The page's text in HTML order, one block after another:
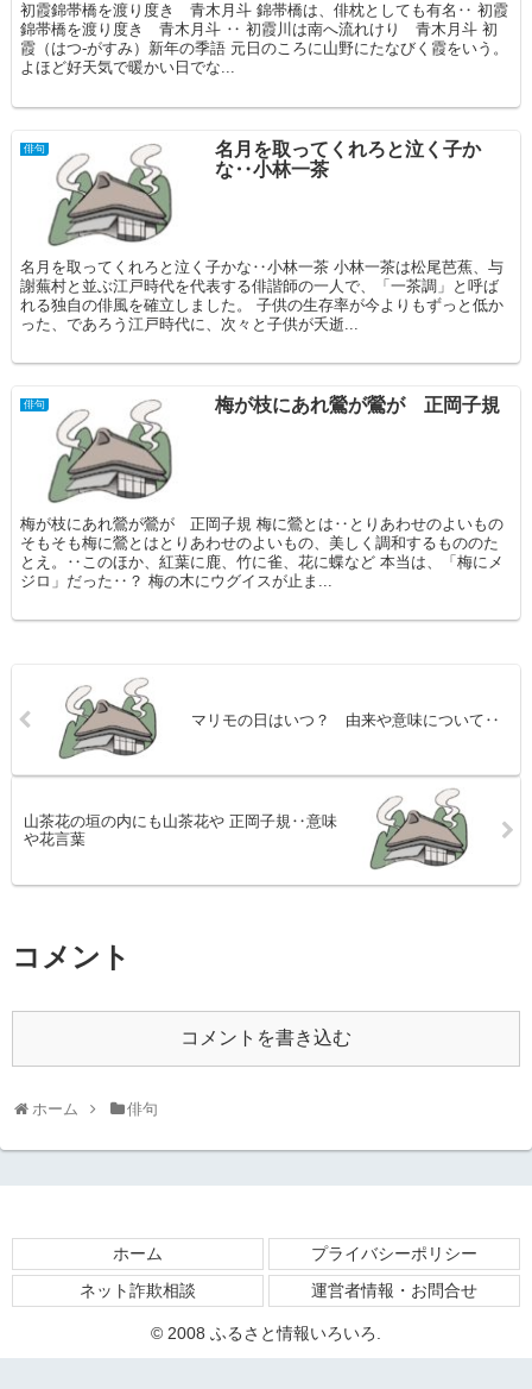
初霞錦帯橋を渡り度き 青木月斗 錦帯橋は、俳枕としても有名‥ 初霞
錦帯橋を渡り度き 青木月斗 ‥ 初霞川は南へ流れけり 青木月斗 初
霞（はつ‐がすみ）新年の季語 元日のころに山野にたなびく霞をいう。
よほど好天気で暖かい日でな...
俳句
名月を取ってくれろと泣く子か
な‥小林一茶
名月を取ってくれろと泣く子かな‥小林一茶 小林一茶は松尾芭蕉、与
謝蕪村と並ぶ江戸時代を代表する俳諧師の一人で、「一茶調」と呼ば
れる独自の俳風を確立しました。 子供の生存率が今よりもずっと低か
った、であろう江戸時代に、次々と子供が夭逝...
俳句 梅が枝にあれ鶯が鶯が 正岡子規
梅が枝にあれ鶯が鶯が 正岡子規 梅に鶯とは‥とりあわせのよいもの
そもそも梅に鶯とはとりあわせのよいもの、美しく調和するもののた
とえ。‥このほか、紅葉に鹿、竹に雀、花に蝶など 本当は、「梅にメ
ジロ」だった‥？ 梅の木にウグイスが止ま...
マリモの日はいつ？ 由来や意味について‥
山茶花の垣の内にも山茶花や 正岡子規‥意味
や花言葉
コメント
コメントを書き込む
ホーム 俳句
ホーム
プライバシーポリシー
ネット詐欺相談
運営者情報・お問合せ
© 2008 ふるさと情報いろいろ.